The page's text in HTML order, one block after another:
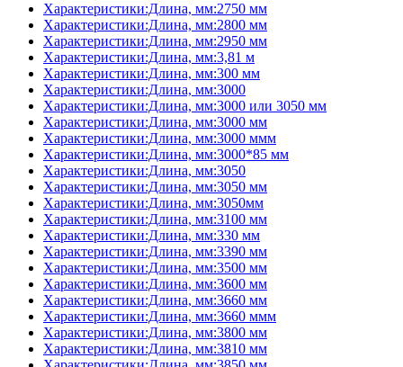
Характеристики:Длина, мм:2750 мм
Характеристики:Длина, мм:2800 мм
Характеристики:Длина, мм:2950 мм
Характеристики:Длина, мм:3,81 м
Характеристики:Длина, мм:300 мм
Характеристики:Длина, мм:3000
Характеристики:Длина, мм:3000 или 3050 мм
Характеристики:Длина, мм:3000 мм
Характеристики:Длина, мм:3000 ммм
Характеристики:Длина, мм:3000*85 мм
Характеристики:Длина, мм:3050
Характеристики:Длина, мм:3050 мм
Характеристики:Длина, мм:3050мм
Характеристики:Длина, мм:3100 мм
Характеристики:Длина, мм:330 мм
Характеристики:Длина, мм:3390 мм
Характеристики:Длина, мм:3500 мм
Характеристики:Длина, мм:3600 мм
Характеристики:Длина, мм:3660 мм
Характеристики:Длина, мм:3660 ммм
Характеристики:Длина, мм:3800 мм
Характеристики:Длина, мм:3810 мм